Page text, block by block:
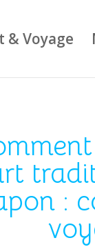
& Voyage
: